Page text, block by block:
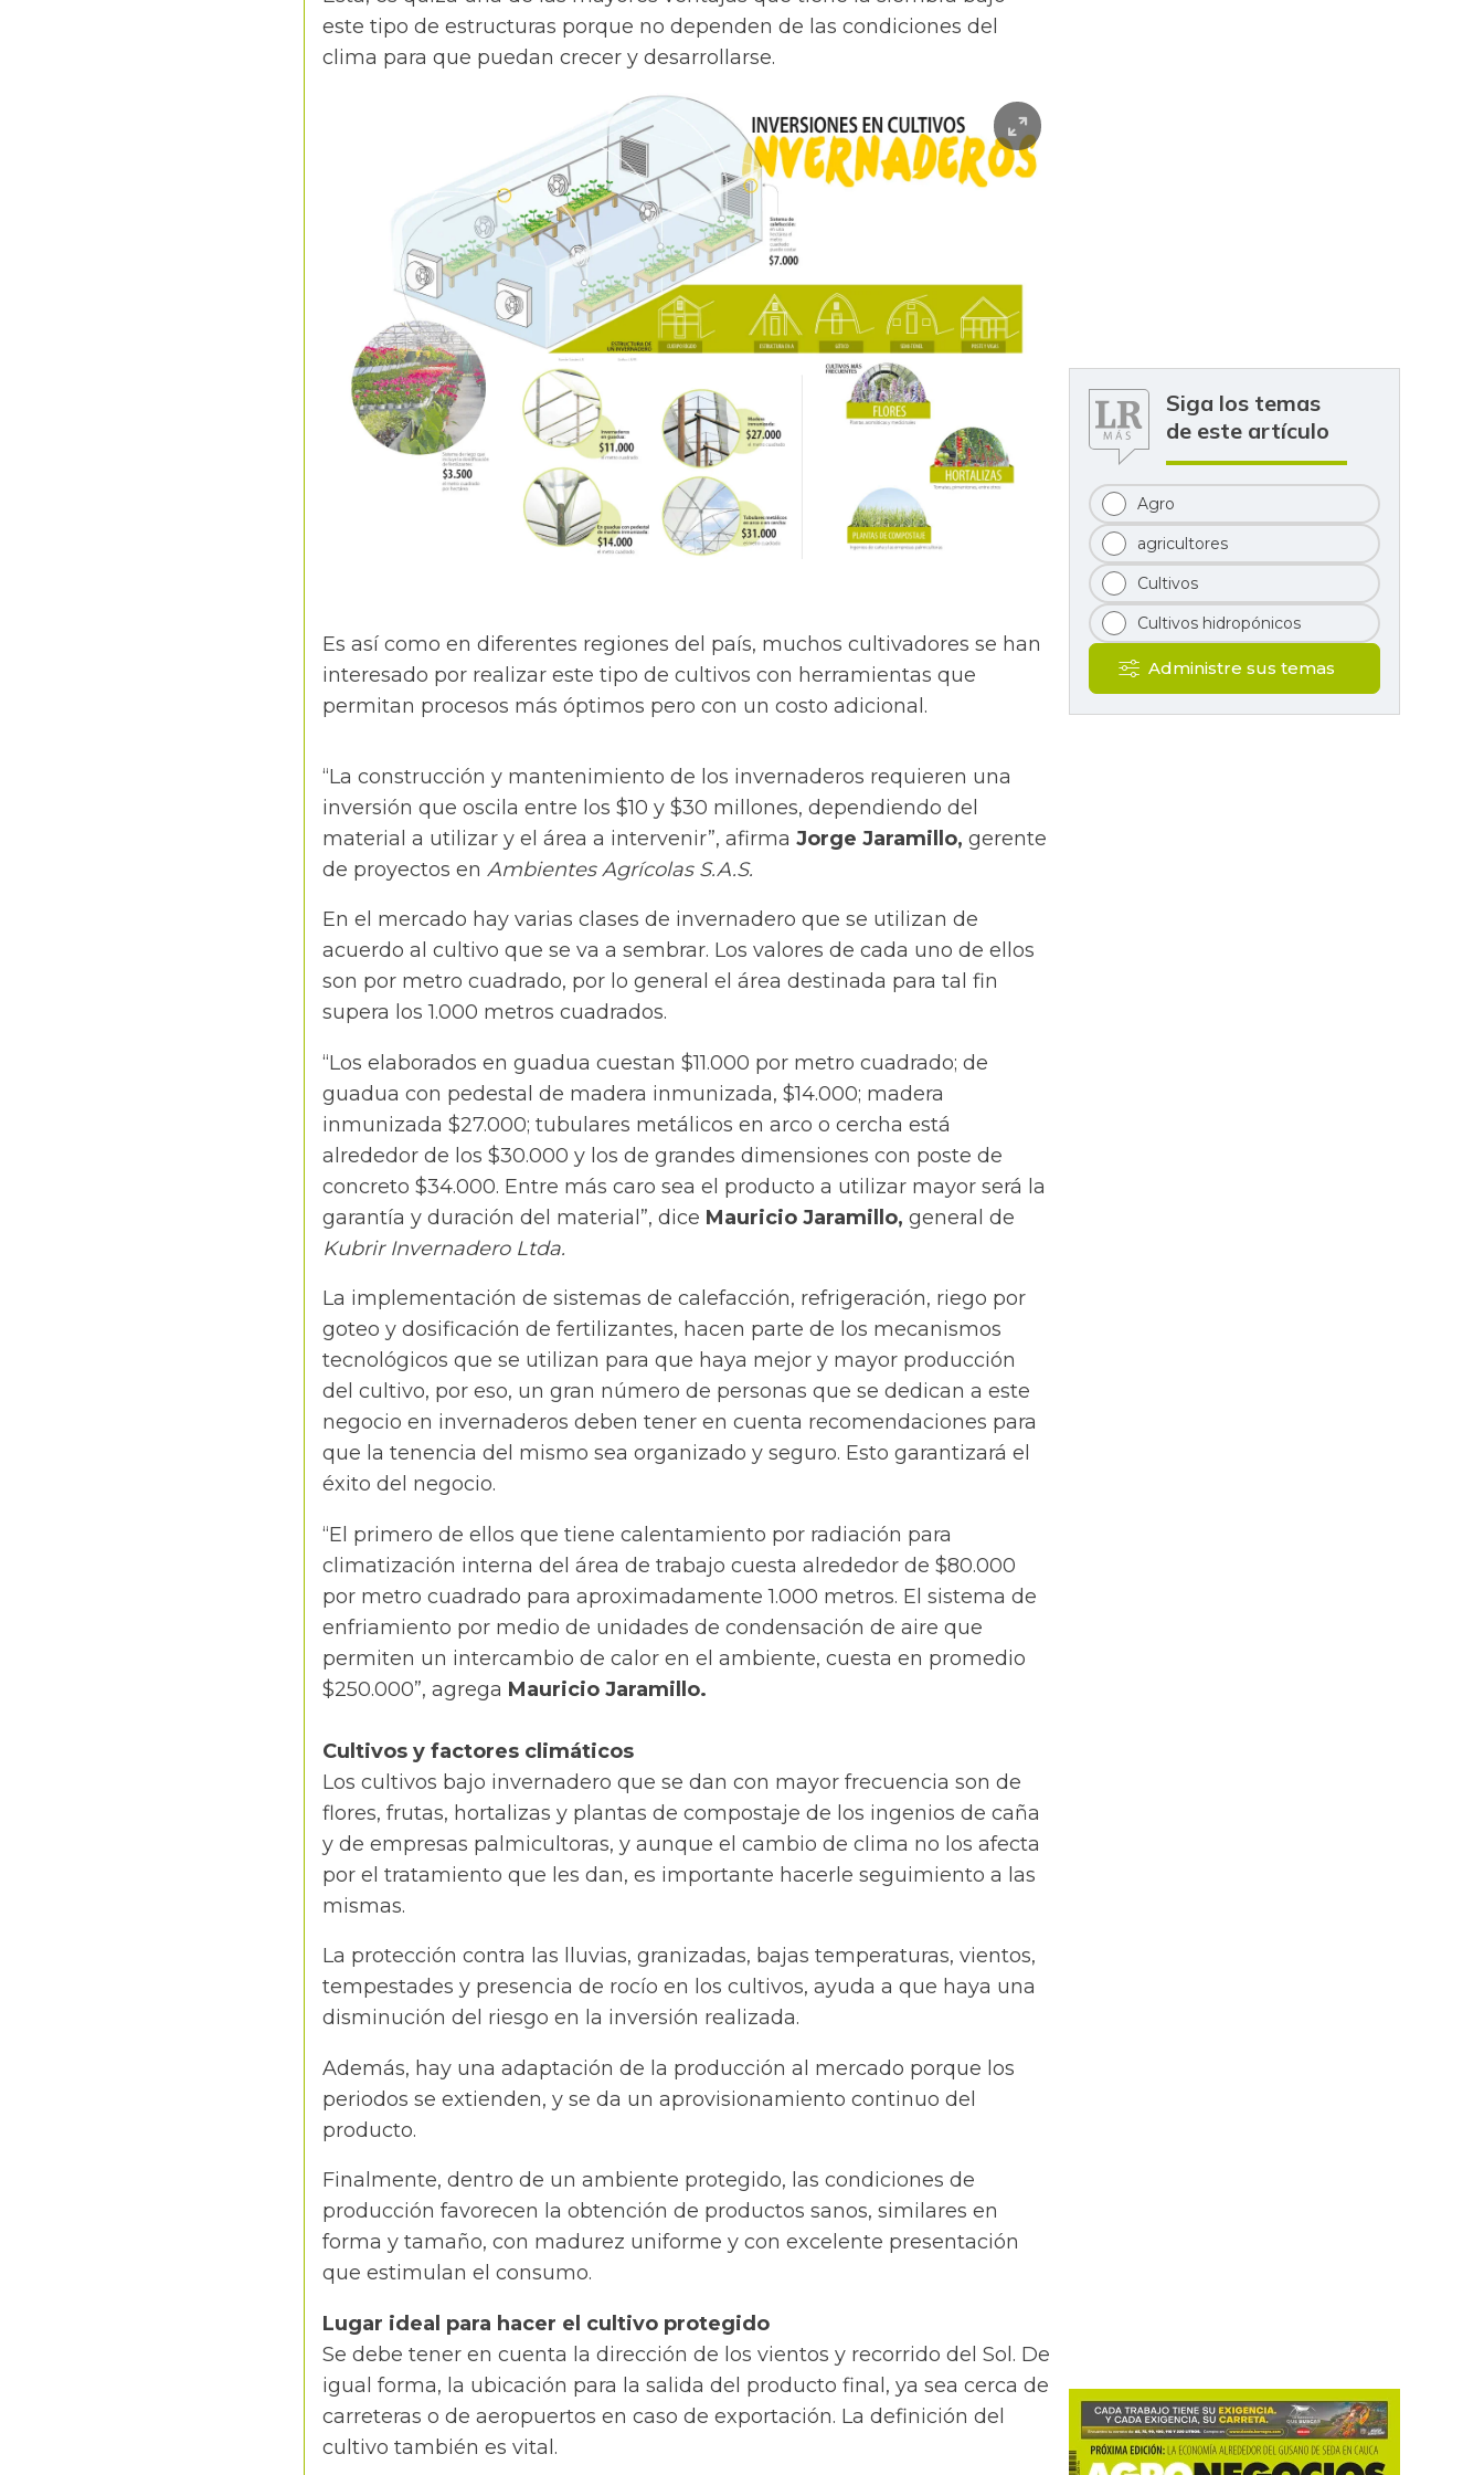
este tipo de estructuras porque no dependen de las condiciones del
clima para que puedan crecer y desarrollarse.
Es así como en diferentes regiones del país, muchos cultivadores se han
interesado por realizar este tipo de cultivos con herramientas que
permitan procesos más óptimos pero con un costo adicional.
“La construcción y mantenimiento de los invernaderos requieren una
inversión que oscila entre los $10 y $30 millones, dependiendo del
material a utilizar y el área a intervenir”, afirma Jorge Jaramillo, gerente
de proyectos en Ambientes Agrícolas S.A.S.
En el mercado hay varias clases de invernadero que se utilizan de
acuerdo al cultivo que se va a sembrar. Los valores de cada uno de ellos
son por metro cuadrado, por lo general el área destinada para tal fin
supera los 1.000 metros cuadrados.
“Los elaborados en guadua cuestan $11.000 por metro cuadrado; de
guadua con pedestal de madera inmunizada, $14.000; madera
inmunizada $27.000; tubulares metálicos en arco o cercha está
alrededor de los $30.000 y los de grandes dimensiones con poste de
concreto $34.000. Entre más caro sea el producto a utilizar mayor será la
garantía y duración del material”, dice Mauricio Jaramillo, general de
Kubrir Invernadero Ltda.
La implementación de sistemas de calefacción, refrigeración, riego por
goteo y dosificación de fertilizantes, hacen parte de los mecanismos
tecnológicos que se utilizan para que haya mejor y mayor producción
del cultivo, por eso, un gran número de personas que se dedican a este
negocio en invernaderos deben tener en cuenta recomendaciones para
que la tenencia del mismo sea organizado y seguro. Esto garantizará el
éxito del negocio.
“El primero de ellos que tiene calentamiento por radiación para
climatización interna del área de trabajo cuesta alrededor de $80.000
por metro cuadrado para aproximadamente 1.000 metros. El sistema de
enfriamiento por medio de unidades de condensación de aire que
permiten un intercambio de calor en el ambiente, cuesta en promedio
$250.000”, agrega Mauricio Jaramillo.
Cultivos y factores climáticos
Los cultivos bajo invernadero que se dan con mayor frecuencia son de
flores, frutas, hortalizas y plantas de compostaje de los ingenios de caña
y de empresas palmicultoras, y aunque el cambio de clima no los afecta
por el tratamiento que les dan, es importante hacerle seguimiento a las
mismas.
La protección contra las lluvias, granizadas, bajas temperaturas, vientos,
tempestades y presencia de rocío en los cultivos, ayuda a que haya una
disminución del riesgo en la inversión realizada.
Además, hay una adaptación de la producción al mercado porque los
periodos se extienden, y se da un aprovisionamiento continuo del
producto.
Finalmente, dentro de un ambiente protegido, las condiciones de
producción favorecen la obtención de productos sanos, similares en
forma y tamaño, con madurez uniforme y con excelente presentación
que estimulan el consumo.
Lugar ideal para hacer el cultivo protegido
​Se debe tener en cuenta la dirección de los vientos y recorrido del Sol. De
igual forma, la ubicación para la salida del producto final, ya sea cerca de
carreteras o de aeropuertos en caso de exportación. La definición del
cultivo también es vital.
Siga los temas
de este artículo
Agro
agricultores
Cultivos
Cultivos hidropónicos
Administre sus temas